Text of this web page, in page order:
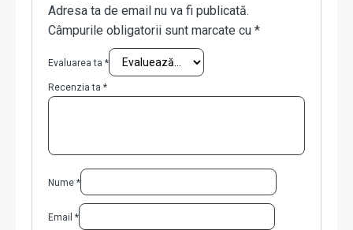
Adresa ta de email nu va fi publicată.
Câmpurile obligatorii sunt marcate cu *
Evaluarea ta *
Recenzia ta *
Nume *
Email *